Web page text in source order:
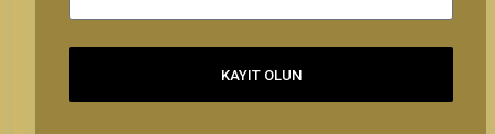
KAYIT OLUN